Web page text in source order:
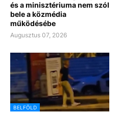
és a minisztériuma nem szól
bele a közmédia
működésébe
Augusztus 07, 2026
BELFÖLD